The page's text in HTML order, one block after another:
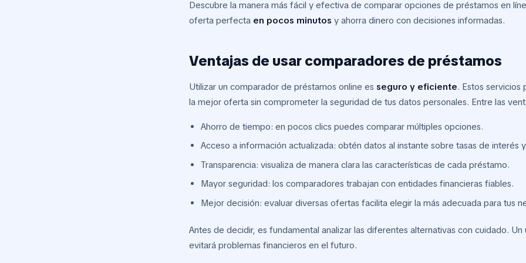
Descubre la manera más fácil y efectiva de comparar opciones de préstamos en
oferta perfecta en pocos minutos y ahorra dinero con decisiones informadas.
Ventajas de usar comparadores de préstamos
Utilizar un comparador de préstamos online es seguro y eficiente. Estos servicios
la mejor oferta sin comprometer la seguridad de tus datos personales. Entre las
Ahorro de tiempo: en pocos clics puedes comparar múltiples opciones.
Acceso a información actualizada: obtén datos al instante sobre tasas de interés
Transparencia: visualiza de manera clara las características de cada préstamo.
Mayor seguridad: los comparadores trabajan con entidades financieras fiables.
Mejor decisión: evaluar diversas ofertas facilita elegir la más adecuada para tus
Antes de decidir, es fundamental analizar las diferentes alternativas con cuidado. Un
evitará problemas financieros en el futuro.